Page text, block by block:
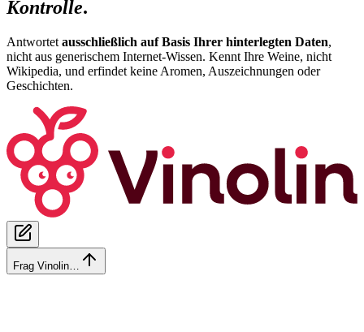
Kontrolle.
Antwortet ausschließlich auf Basis Ihrer hinterlegten Daten,
nicht aus generischem Internet-Wissen. Kennt Ihre Weine, nicht
Wikipedia, und erfindet keine Aromen, Auszeichnungen oder
Geschichten.
Frag Vinolin…